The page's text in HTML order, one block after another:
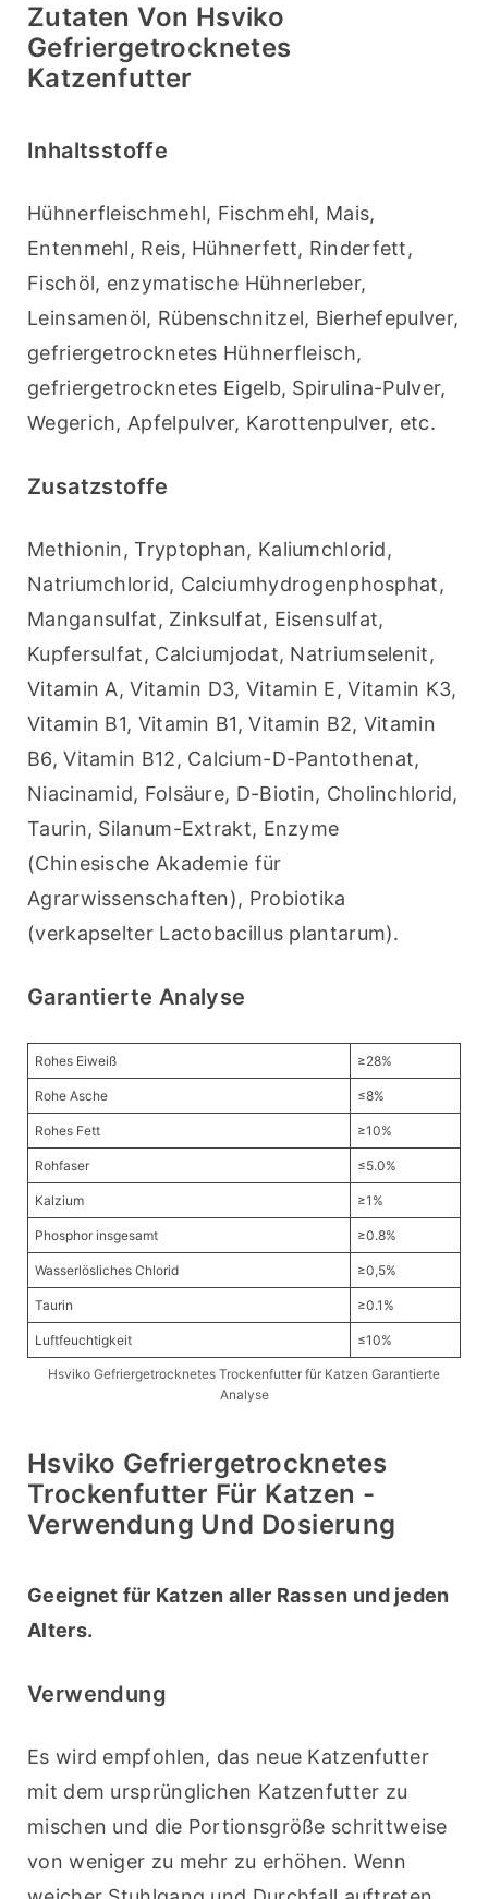
Zutaten Von Hsviko
Gefriergetrocknetes
Katzenfutter
Inhaltsstoffe
Hühnerfleischmehl, Fischmehl, Mais,
Entenmehl, Reis, Hühnerfett, Rinderfett,
Fischöl, enzymatische Hühnerleber,
Leinsamenöl, Rübenschnitzel, Bierhefepulver,
gefriergetrocknetes Hühnerfleisch,
gefriergetrocknetes Eigelb, Spirulina-Pulver,
Wegerich, Apfelpulver, Karottenpulver, etc.
Zusatzstoffe
Methionin, Tryptophan, Kaliumchlorid,
Natriumchlorid, Calciumhydrogenphosphat,
Mangansulfat, Zinksulfat, Eisensulfat,
Kupfersulfat, Calciumjodat, Natriumselenit,
Vitamin A, Vitamin D3, Vitamin E, Vitamin K3,
Vitamin B1, Vitamin B1, Vitamin B2, Vitamin
B6, Vitamin B12, Calcium-D-Pantothenat,
Niacinamid, Folsäure, D-Biotin, Cholinchlorid,
Taurin, Silanum-Extrakt, Enzyme
(Chinesische Akademie für
Agrarwissenschaften), Probiotika
(verkapselter Lactobacillus plantarum).
Garantierte Analyse
Rohes Eiweiß ≥28%
Rohe Asche ≤8%
Rohes Fett ≥10%
Rohfaser ≤5.0%
Kalzium ≥1%
Phosphor insgesamt ≥0.8%
Wasserlösliches Chlorid ≥0,5%
Taurin ≥0.1%
Luftfeuchtigkeit ≤10%
Hsviko Gefriergetrocknetes Trockenfutter für Katzen Garantierte
Analyse
Hsviko Gefriergetrocknetes
Trockenfutter Für Katzen -
Verwendung Und Dosierung
Geeignet für Katzen aller Rassen und jeden
Alters.
Verwendung
Es wird empfohlen, das neue Katzenfutter
mit dem ursprünglichen Katzenfutter zu
mischen und die Portionsgröße schrittweise
von weniger zu mehr zu erhöhen. Wenn